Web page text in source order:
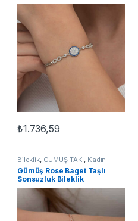
₺1.736,59
Bileklik, GÜMÜŞ TAKI Kadın
Bileklikleri Sonsuzluk Bileklikler
Gümüş Rose Baget Taşlı
Sonsuzluk Bileklik